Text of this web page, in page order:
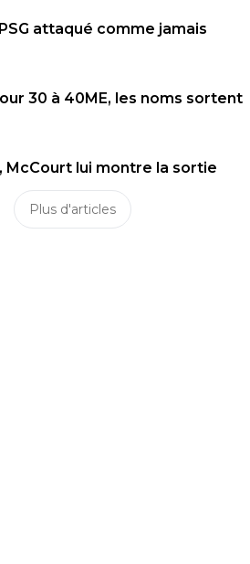
attaqué comme jamais
30 à 40ME, les noms sortent
McCourt lui montre la sortie
Plus d'articles